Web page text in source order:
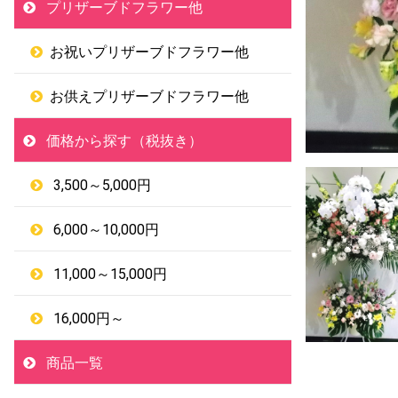
プリザーブドフラワー他
お祝いプリザーブドフラワー他
お供えプリザーブドフラワー他
価格から探す（税抜き）
3,500～5,000円
6,000～10,000円
11,000～15,000円
16,000円～
商品一覧